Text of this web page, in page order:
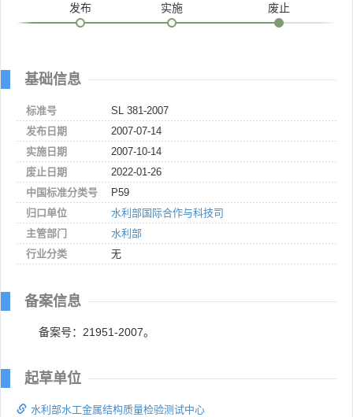
发布 实施 废止
基础信息
标准号
SL 381-2007
发布日期
2007-07-14
实施日期
2007-10-14
废止日期
2022-01-26
中国标准分类号
P59
归口单位
水利部国际合作与科技司
主管部门
水利部
行业分类
无
备案信息
备案号：21951-2007。
起草单位
水利部水工金属结构质量检验测试中心